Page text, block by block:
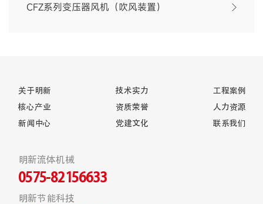
CFZ系列变压器风机（吹风装置）
关于明新
核心产业
新闻中心
技术实力
资质荣誉
党建文化
工程案例
人力资源
联系我们
明新流体机械
0575-82156633
明新节能科技